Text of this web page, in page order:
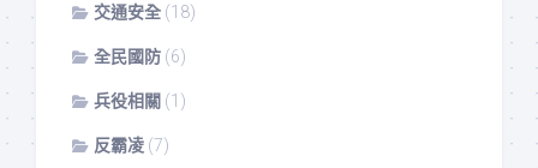
交通安全 (18)
全民國防 (6)
兵役相關 (1)
反霸凌 (7)